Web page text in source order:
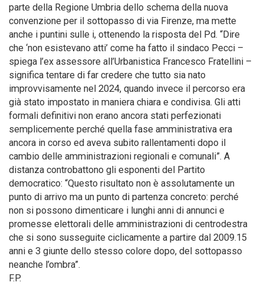
parte della Regione Umbria dello schema della nuova
convenzione per il sottopasso di via Firenze, ma mette
anche i puntini sulle i, ottenendo la risposta del Pd. “Dire
che ‘non esistevano atti’ come ha fatto il sindaco Pecci –
spiega l’ex assessore all’Urbanistica Francesco Fratellini –
significa tentare di far credere che tutto sia nato
improvvisamente nel 2024, quando invece il percorso era
già stato impostato in maniera chiara e condivisa. Gli atti
formali definitivi non erano ancora stati perfezionati
semplicemente perché quella fase amministrativa era
ancora in corso ed aveva subito rallentamenti dopo il
cambio delle amministrazioni regionali e comunali”. A
distanza controbattono gli esponenti del Partito
democratico: “Questo risultato non è assolutamente un
punto di arrivo ma un punto di partenza concreto: perché
non si possono dimenticare i lunghi anni di annunci e
promesse elettorali delle amministrazioni di centrodestra
che si sono susseguite ciclicamente a partire dal 2009.15
anni e 3 giunte dello stesso colore dopo, del sottopasso
neanche l’ombra”.
F.P.